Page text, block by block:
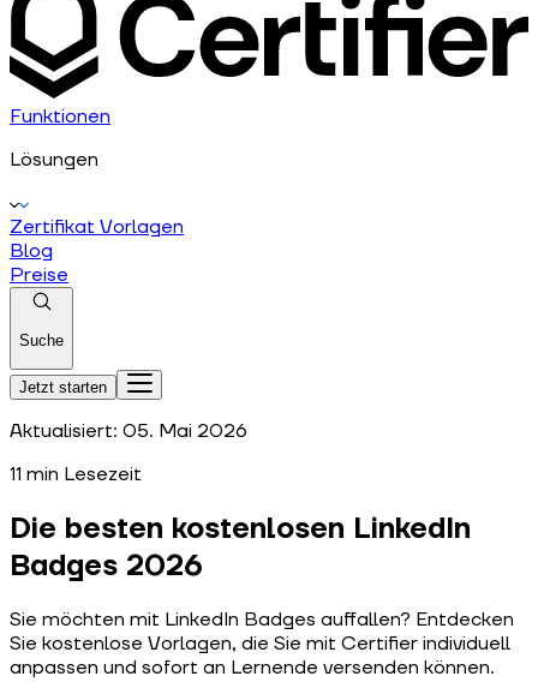
Funktionen
Lösungen
Zertifikat Vorlagen
Blog
Preise
Suche
Jetzt starten
Aktualisiert: 05. Mai 2026
11 min Lesezeit
Die besten kostenlosen LinkedIn
Badges 2026
Sie möchten mit LinkedIn Badges auffallen? Entdecken
Sie kostenlose Vorlagen, die Sie mit Certifier individuell
anpassen und sofort an Lernende versenden können.